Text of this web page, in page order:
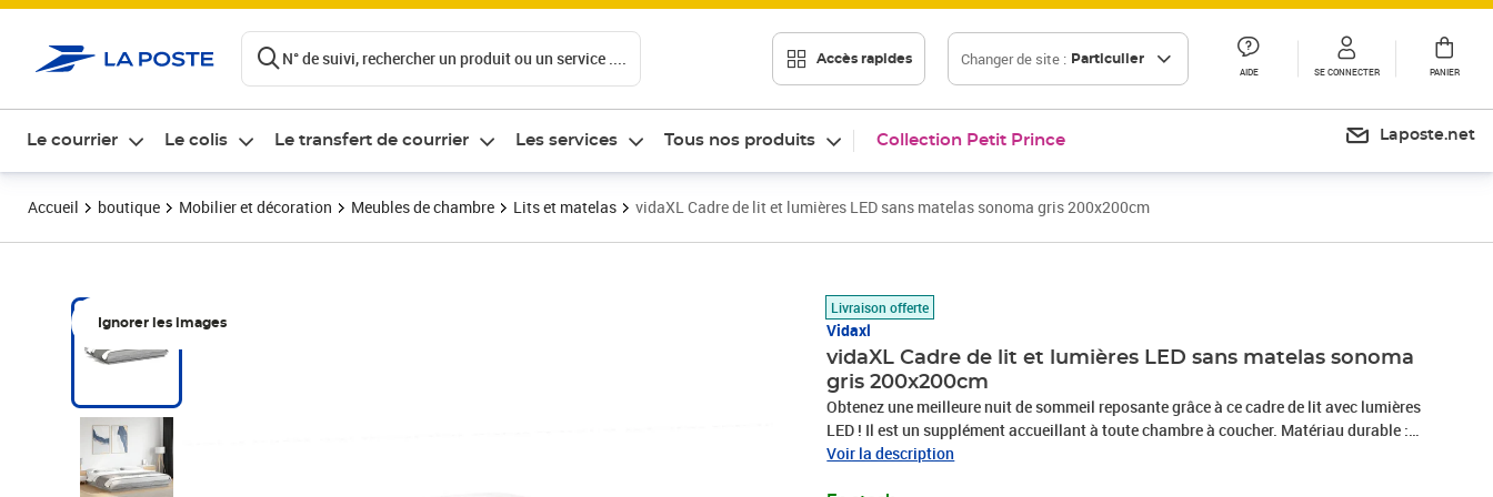
N° de suivi, rechercher un produit ou un service .... Accès rapides Changer de site : Particulier
AIDE SE CONNECTER PANIER
Le courrier Le colis Le transfert de courrier Les services Tous nos produits Collection Petit Prince Laposte.net
Accueil boutique Mobilier et décoration Meubles de chambre Lits et matelas vidaXL Cadre de lit et lumières LED sans matelas sonoma gris 200x200cm
Ignorer les images
Livraison offerte
Vidaxl
vidaXL Cadre de lit et lumières LED sans matelas sonoma
gris 200x200cm
Obtenez une meilleure nuit de sommeil reposante grâce à ce cadre de lit avec lumières
LED ! Il est un supplément accueillant à toute chambre à coucher. Matériau durable :
le bois d'ingénierie est d'une qualité exceptionnelle avec une surface lisse et présente
Voir la description
Prix 222,99€